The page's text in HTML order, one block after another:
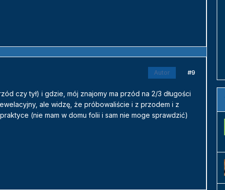
Autor #9
czy tył) i gdzie, mój znajomy ma przód na 2/3 długości
ale widzę, że próbowaliście i z przodem i z
(nie mam w domu folii i sam nie moge sprawdzić)